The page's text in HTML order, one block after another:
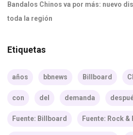
Bandalos Chinos va por más: nuevo
toda la región
Etiquetas
años bbnews Billboard
con del demanda
Fuente: Billboard Fuente: Rock &